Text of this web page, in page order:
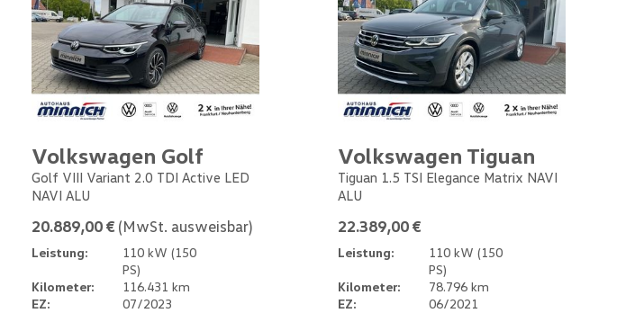
Volkswagen Golf
Golf VIII Variant 2.0 TDI Active LED
NAVI ALU
20.889,00 € (MwSt. ausweisbar)
Leistung:
110 kW (150
PS)
Kilometer:
116.431 km
EZ:
07/2023
Volkswagen Tiguan
Tiguan 1.5 TSI Elegance Matrix NAVI
ALU
22.389,00 €
Leistung:
110 kW (150
PS)
Kilometer:
78.796 km
EZ:
06/2021